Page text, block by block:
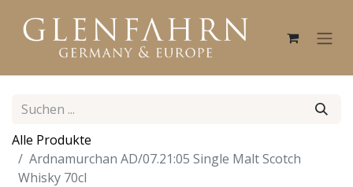
Alle Produkte
Ardnamurchan AD/07.21:05 Single Malt Scotch
Whisky 70cl